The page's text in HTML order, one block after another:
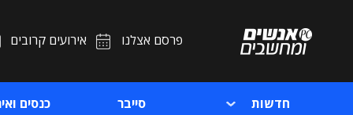
פרסם אצלנו אירועים קרובים
חדשות סייבר כנסים